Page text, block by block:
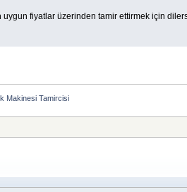
uygun fiyatlar üzerinden tamir ettirmek için
Makinesi Tamircisi